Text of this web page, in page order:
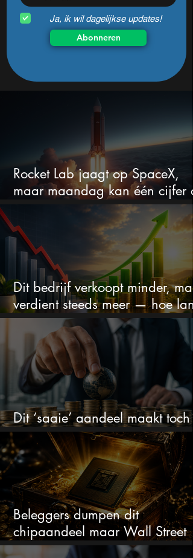
Ja, ik wil dagelijkse updates!
Abonneren
Rocket Lab jaagt op SpaceX,
maar maandag kan één cijfer
droom doorprikken?
Dit bedrijf verkoopt minder,
verdient steeds meer — hoe
kan dit sprookje doorgaan?
Dit ‘saaie’ aandeel maakt toch
bizar veel winst
Beleggers dumpen dit
chipaandeel maar Wall Street
ziet een zeldzame koopkans